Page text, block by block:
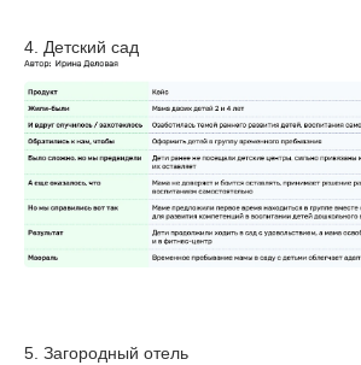
4. Детский сад
5. Загородный отель